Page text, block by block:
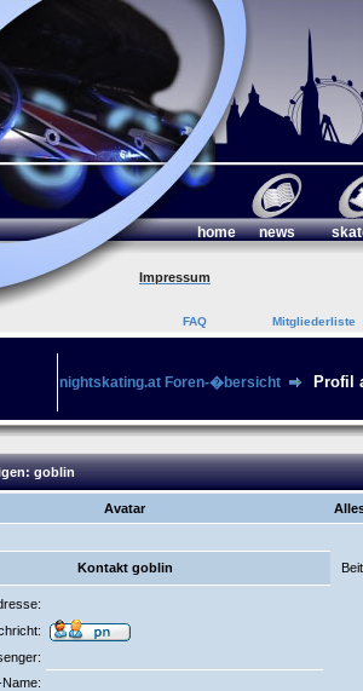
home news
Impressum
FAQ Mitgliederliste
nightskating.at Foren-�bersicht Profil
goblin
Avatar
Kontakt goblin